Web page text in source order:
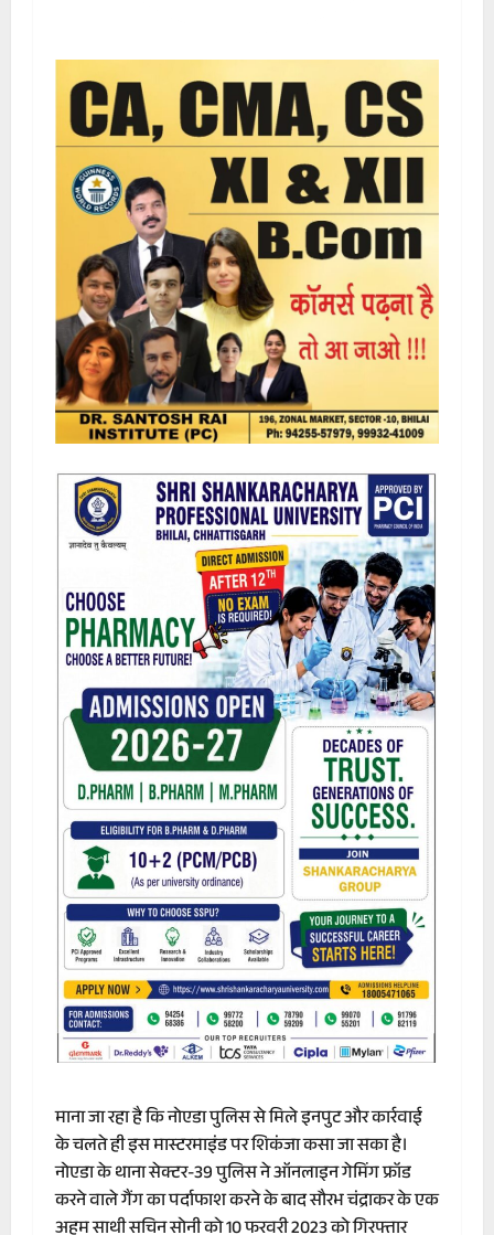
माना जा रहा है कि नोएडा पुलिस से मिले इनपुट और कार्रवाई
के चलते ही इस मास्टरमाइंड पर शिकंजा कसा जा सका है।
नोएडा के थाना सेक्टर-39 पुलिस ने ऑनलाइन गेमिंग फ्रॉड
करने वाले गैंग का पर्दाफाश करने के बाद सौरभ चंद्राकर के एक